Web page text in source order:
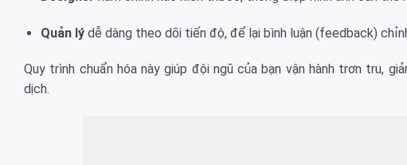
Quản lýdễ dàng theo dõi tiến độ, để lại bình luận (feedback)
Quy trình chuẩn hóa này giúp đội ngũ của bạn vận hành trơn tru,
dịch.